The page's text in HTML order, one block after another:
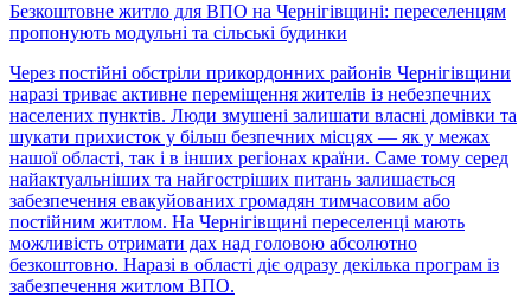
Безкоштовне житло для ВПО на Чернігівщині: переселенцям
пропонують модульні та сільські будинки
Через постійні обстріли прикордонних районів Чернігівщини
наразі триває активне переміщення жителів із небезпечних
населених пунктів. Люди змушені залишати власні домівки та
шукати прихисток у більш безпечних місцях — як у межах
нашої області, так і в інших регіонах країни. Саме тому серед
найактуальніших та найгостріших питань залишається
забезпечення евакуйованих громадян тимчасовим або
постійним житлом. На Чернігівщині переселенці мають
можливість отримати дах над головою абсолютно
безкоштовно. Наразі в області діє одразу декілька програм із
забезпечення житлом ВПО.